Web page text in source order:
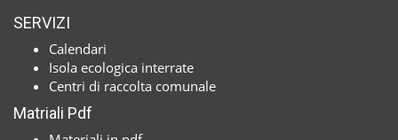
SERVIZI
Calendari
Isola ecologica interrate
Centri di raccolta comunale
Matriali Pdf